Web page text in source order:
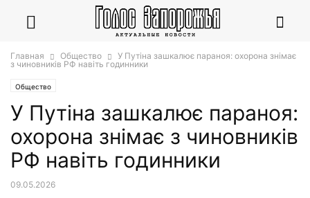
Главная Общество
У Путіна зашкалює параноя: охорона знімає
з чиновників РФ навіть годинники
Общество
У Путіна зашкалює параноя:
охорона знімає з чиновників
РФ навіть годинники
09.05.2026